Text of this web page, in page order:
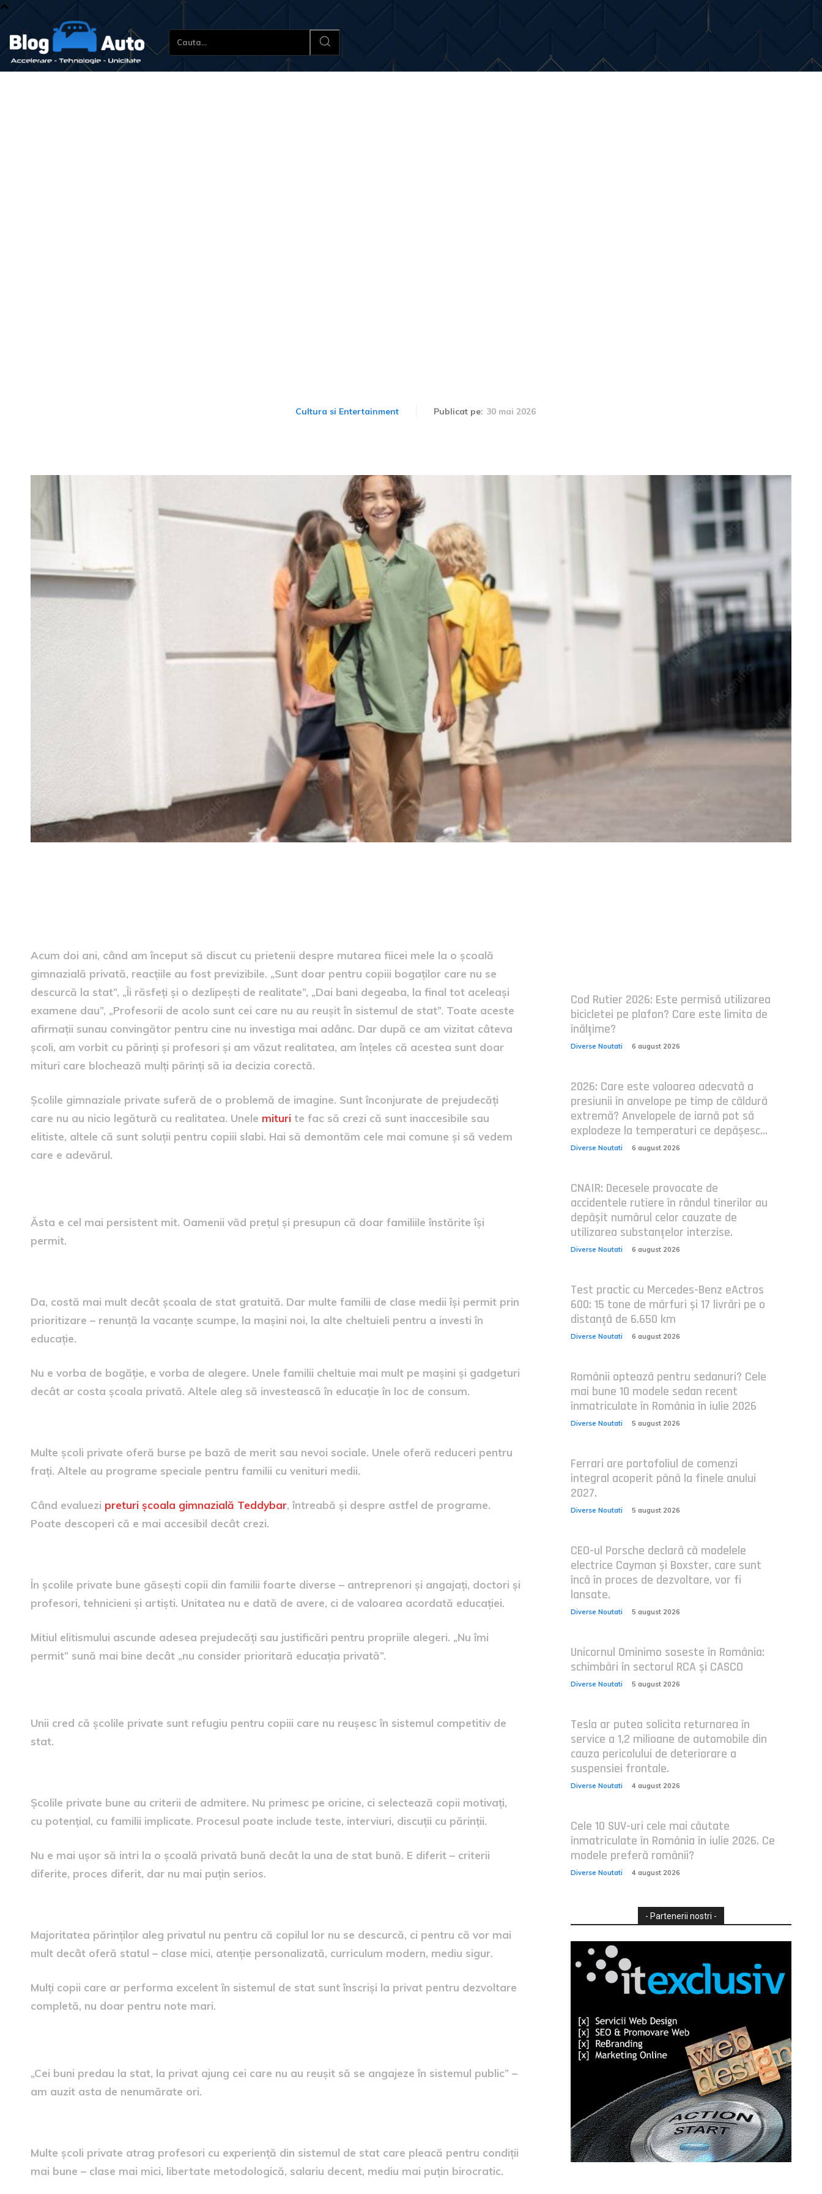
Cauta...
Cultura si Entertainment Publicat pe: 30 mai 2026
Acum doi ani, când am început să discut cu prietenii despre mutarea fiicei mele la o școală
gimnazială privată, reacțiile au fost previzibile. „Sunt doar pentru copiii bogaților care nu se
descurcă la stat”, „Îi răsfeți și o dezlipești de realitate”, „Dai bani degeaba, la final tot aceleași
examene dau”, „Profesorii de acolo sunt cei care nu au reușit în sistemul de stat”. Toate aceste
afirmații sunau convingător pentru cine nu investiga mai adânc. Dar după ce am vizitat câteva
școli, am vorbit cu părinți și profesori și am văzut realitatea, am înțeles că acestea sunt doar
mituri care blochează mulți părinți să ia decizia corectă.
Școlile gimnaziale private suferă de o problemă de imagine. Sunt înconjurate de prejudecăți
care nu au nicio legătură cu realitatea. Unele mituri te fac să crezi că sunt inaccesibile sau
elitiste, altele că sunt soluții pentru copiii slabi. Hai să demontăm cele mai comune și să vedem
care e adevărul.
Ăsta e cel mai persistent mit. Oamenii văd prețul și presupun că doar familiile înstărite își
permit.
Da, costă mai mult decât școala de stat gratuită. Dar multe familii de clase medii își permit prin
prioritizare – renunță la vacanțe scumpe, la mașini noi, la alte cheltuieli pentru a investi în
educație.
Nu e vorba de bogăție, e vorba de alegere. Unele familii cheltuie mai mult pe mașini și gadgeturi
decât ar costa școala privată. Altele aleg să investească în educație în loc de consum.
Multe școli private oferă burse pe bază de merit sau nevoi sociale. Unele oferă reduceri pentru
frați. Altele au programe speciale pentru familii cu venituri medii.
Când evaluezi preturi școala gimnazială Teddybar, întreabă și despre astfel de programe.
Poate descoperi că e mai accesibil decât crezi.
În școlile private bune găsești copii din familii foarte diverse – antreprenori și angajați, doctori și
profesori, tehnicieni și artiști. Unitatea nu e dată de avere, ci de valoarea acordată educației.
Mitiul elitismului ascunde adesea prejudecăți sau justificări pentru propriile alegeri. „Nu îmi
permit” sună mai bine decât „nu consider prioritară educația privată”.
Unii cred că școlile private sunt refugiu pentru copiii care nu reușesc în sistemul competitiv de
stat.
Școlile private bune au criterii de admitere. Nu primesc pe oricine, ci selectează copii motivați,
cu potențial, cu familii implicate. Procesul poate include teste, interviuri, discuții cu părinții.
Nu e mai ușor să intri la o școală privată bună decât la una de stat bună. E diferit – criterii
diferite, proces diferit, dar nu mai puțin serios.
Majoritatea părinților aleg privatul nu pentru că copilul lor nu se descurcă, ci pentru că vor mai
mult decât oferă statul – clase mici, atenție personalizată, curriculum modern, mediu sigur.
Mulți copii care ar performa excelent în sistemul de stat sunt înscriși la privat pentru dezvoltare
completă, nu doar pentru note mari.
„Cei buni predau la stat, la privat ajung cei care nu au reușit să se angajeze în sistemul public” –
am auzit asta de nenumărate ori.
Multe școli private atrag profesori cu experiență din sistemul de stat care pleacă pentru condiții
mai bune – clase mai mici, libertate metodologică, salariu decent, mediu mai puțin birocratic.
Cod Rutier 2026: Este permisă utilizarea
bicicletei pe plafon? Care este limita de
înălțime?
Diverse Noutati 6 august 2026
2026: Care este valoarea adecvată a
presiunii în anvelope pe timp de căldură
extremă? Anvelopele de iarnă pot să
explodeze la temperaturi ce depășesc...
Diverse Noutati 6 august 2026
CNAIR: Decesele provocate de
accidentele rutiere în rândul tinerilor au
depășit numărul celor cauzate de
utilizarea substanțelor interzise.
Diverse Noutati 6 august 2026
Test practic cu Mercedes-Benz eActros
600: 15 tone de mărfuri și 17 livrări pe o
distanță de 6.650 km
Diverse Noutati 6 august 2026
Românii optează pentru sedanuri? Cele
mai bune 10 modele sedan recent
înmatriculate în România în iulie 2026
Diverse Noutati 5 august 2026
Ferrari are portofoliul de comenzi
integral acoperit până la finele anului
2027.
Diverse Noutati 5 august 2026
CEO-ul Porsche declară că modelele
electrice Cayman și Boxster, care sunt
încă în proces de dezvoltare, vor fi
lansate.
Diverse Noutati 5 august 2026
Unicornul Ominimo soseste în România:
schimbări în sectorul RCA și CASCO
Diverse Noutati 5 august 2026
Tesla ar putea solicita returnarea în
service a 1,2 milioane de automobile din
cauza pericolului de deteriorare a
suspensiei frontale.
Diverse Noutati 4 august 2026
Cele 10 SUV-uri cele mai căutate
înmatriculate în România în iulie 2026. Ce
modele preferă românii?
Diverse Noutati 4 august 2026
- Partenerii nostri -